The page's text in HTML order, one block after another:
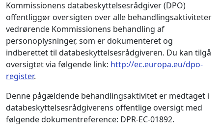
Kommissionens databeskyttelsesrådgiver (DPO)
offentliggør oversigten over alle behandlingsaktiviteter
vedrørende Kommissionens behandling af
personoplysninger, som er dokumenteret og
indberettet til databeskyttelsesrådgiveren. Du kan tilgå
oversigtet via følgende link: http://ec.europa.eu/dpo-
register.
Denne pågældende behandlingsaktivitet er medtaget i
databeskyttelsesrådgiverens offentlige oversigt med
følgende dokumentreference: DPR-EC-01892.